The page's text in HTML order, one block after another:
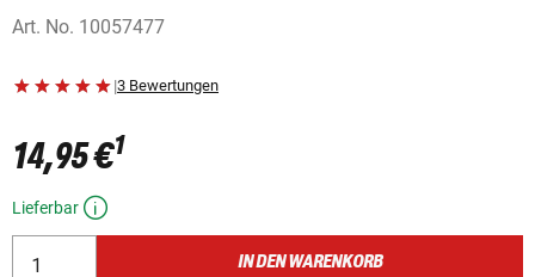
Art. No. 10057477
|3 Bewertungen
14,95 €1
Lieferbar
IN DEN WARENKORB